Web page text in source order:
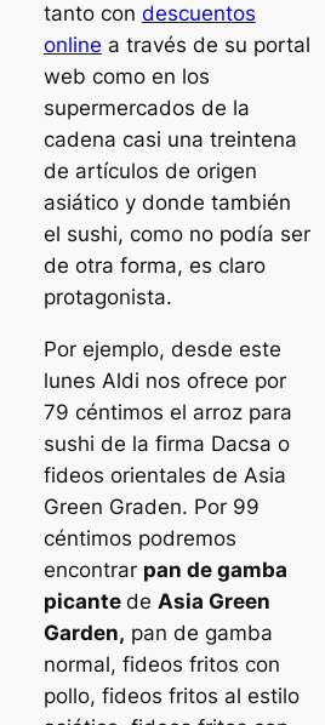
tanto con descuentos
online a través de su portal
web como en los
supermercados de la
cadena casi una treintena
de artículos de origen
asiático y donde también
el sushi, como no podía ser
de otra forma, es claro
protagonista.
Por ejemplo, desde este
lunes Aldi nos ofrece por
79 céntimos el arroz para
sushi de la firma Dacsa o
fideos orientales de Asia
Green Graden. Por 99
céntimos podremos
encontrar pan de gamba
picante de Asia Green
Garden, pan de gamba
normal, fideos fritos con
pollo, fideos fritos al estilo